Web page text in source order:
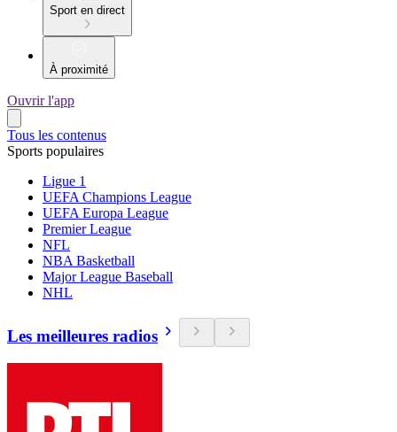
Sport en direct
À proximité
Ouvrir l'app
Tous les contenus
Sports populaires
Ligue 1
UEFA Champions League
UEFA Europa League
Premier League
NFL
NBA Basketball
Major League Baseball
NHL
Les meilleures radios